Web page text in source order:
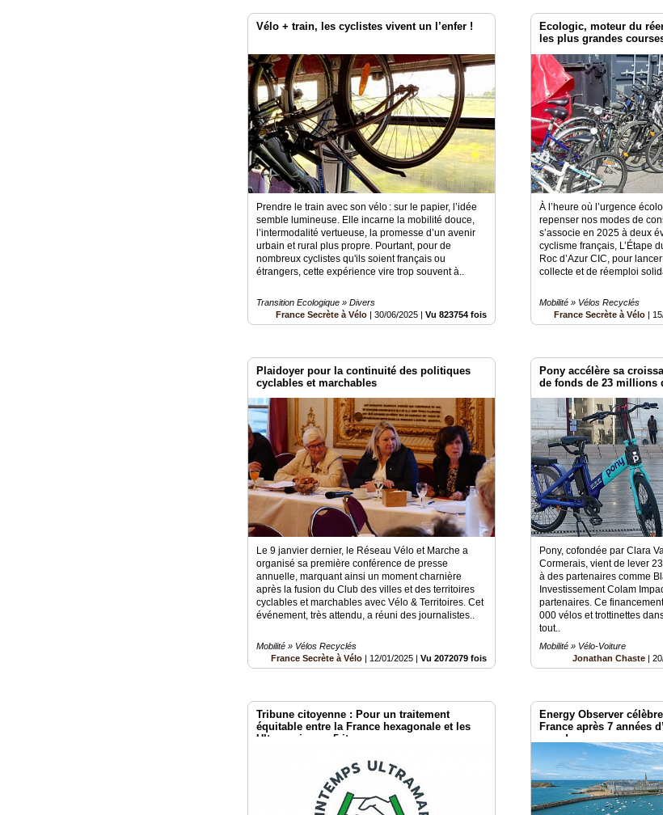
Vélo + train, les cyclistes vivent un l’enfer !
Prendre le train avec son vélo : sur le papier, l’idée
semble lumineuse. Elle incarne la mobilité douce,
l’intermodalité vertueuse, la promesse d’un avenir
urbain et rural plus propre. Pourtant, pour de
nombreux cyclistes qu'ils soient français ou
étrangers, cette expérience vire trop souvent à..
Transition Ecologique » Divers
France Secrète à Vélo |30/06/2025 |Vu 823754 fois
Ecologic, moteur du
les plus grandes
À l’heure où l’urgence
repenser nos modes de
s’associe en 2025 à deux
cyclisme français, L’Étape
Roc d’Azur CIC, pour
collecte et de réemploi
Mobilité » Vélos Recyclés
France Secrète à Vélo |
Plaidoyer pour la continuité des politiques
cyclables et marchables
Le 9 janvier dernier, le Réseau Vélo et Marche a
organisé sa première conférence de presse
annuelle, marquant ainsi un moment charnière
après la fusion du Club des villes et des territoires
cyclables et marchables avec Vélo & Territoires. Cet
événement, très attendu, a réuni des journalistes..
Mobilité » Vélos Recyclés
France Secrète à Vélo
12/01/2025 |Vu 2072079 fois
Pony accélère sa
de fonds de 23 millions
Pony, cofondée par Clara
Cormerais, vient de lever
à des partenaires comme
Investissement Colam
partenaires. Ce
000 vélos et trottinettes
tout..
Mobilité » Vélo-Voiture
Jonathan Chaste |
Tribune citoyenne : Pour un traitement
équitable entre la France hexagonale et les
Ultramarins en 5 items.
Energy Observer
France après 7 années
monde